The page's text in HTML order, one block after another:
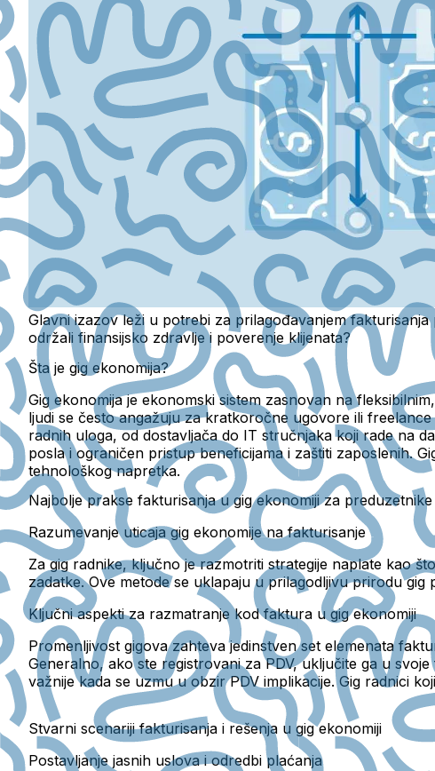
Glavni izazov leži u potrebi za prilagođavanjem
održali finansijsko zdravlje i poverenje klijenata?
Šta je gig ekonomija?
Gig ekonomija je ekonomski sistem zasnovan na
ljudi se često angažuju za kratkoročne ugovore ili
radnih uloga, od dostavljača do IT stručnjaka koji rade na
posla i ograničen pristup beneficijama i zaštiti zaposlenih.
tehnološkog napretka.
Najbolje prakse fakturisanja u gig ekonomiji za preduzetnike
Razumevanje uticaja gig ekonomije na fakturisanje
Za gig radnike, ključno je razmotriti strategije naplate kao
zadatke. Ove metode se uklapaju u prilagodljivu prirodu
Ključni aspekti za razmatranje kod faktura u gig ekonomiji
Promenljivost gigova zahteva jedinstven set elemenata
Generalno, ako ste registrovani za PDV, uključite ga u
važnije kada se uzmu u obzir PDV implikacije. Gig radnici
Stvarni scenariji fakturisanja i rešenja u gig ekonomiji
Postavljanje jasnih uslova i odredbi plaćanja